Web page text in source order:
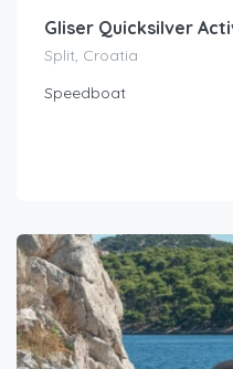
Split, Croatia
Speedboat